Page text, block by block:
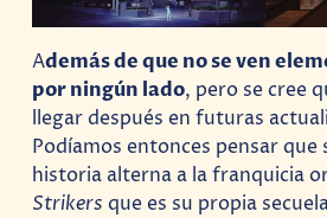
Además de que no se ven
por ningún lado, pero se cree
llegar después en futuras
Podíamos entonces pensar que
historia alterna a la franquicia
Strikersque es su propia